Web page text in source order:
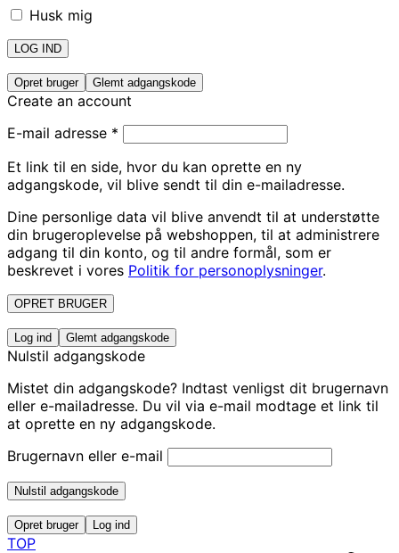
Husk mig
LOG IND
Opret bruger Glemt adgangskode
Create an account
E-mail adresse *
Et link til en side, hvor du kan oprette en ny
adgangskode, vil blive sendt til din e-mailadresse.
Dine personlige data vil blive anvendt til at understøtte
din brugeroplevelse på webshoppen, til at administrere
adgang til din konto, og til andre formål, som er
beskrevet i vores Politik for personoplysninger.
OPRET BRUGER
Log ind Glemt adgangskode
Nulstil adgangskode
Mistet din adgangskode? Indtast venligst dit brugernavn
eller e-mailadresse. Du vil via e-mail modtage et link til
at oprette en ny adgangskode.
Brugernavn eller e-mail
Nulstil adgangskode
Opret bruger Log ind
TOP